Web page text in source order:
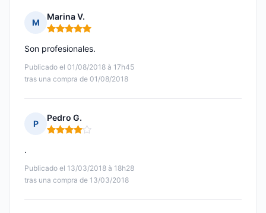
M
Marina V.
Nota: 5 de 5
Publicado el 01/08/2018 à 17h45
tras una compra de 01/08/2018
Son profesionales.
P
Pedro G.
Nota: 4 de 5
Publicado el 13/03/2018 à 18h28
tras una compra de 13/03/2018
.